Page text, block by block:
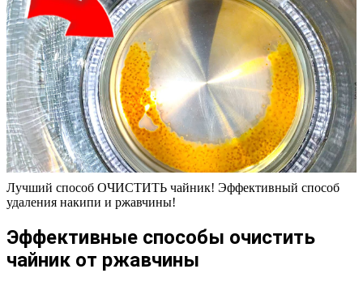
Лучший способ ОЧИСТИТЬ чайник! Эффективный способ
удаления накипи и ржавчины!
Эффективные способы очистить
чайник от ржавчины